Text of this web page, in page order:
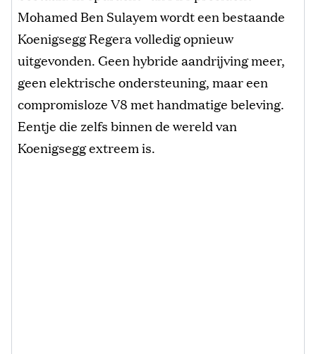
Mohamed Ben Sulayem wordt een bestaande
Koenigsegg Regera volledig opnieuw
uitgevonden. Geen hybride aandrijving meer,
geen elektrische ondersteuning, maar een
compromisloze V8 met handmatige beleving.
Eentje die zelfs binnen de wereld van
Koenigsegg extreem is.